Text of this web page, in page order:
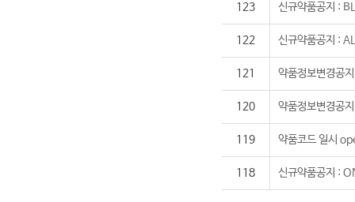
123 신규약품공지 :
122 신규약품공지 :
121 약품정보변경공
120 약품정보변경공
119 약품코드 일시
118 신규약품공지 :